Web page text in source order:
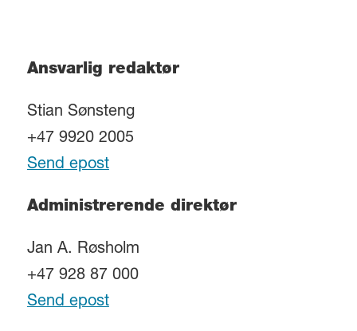
Ansvarlig redaktør
Stian Sønsteng
+47 9920 2005
Send epost
Administrerende direktør
Jan A. Røsholm
+47 928 87 000
Send epost